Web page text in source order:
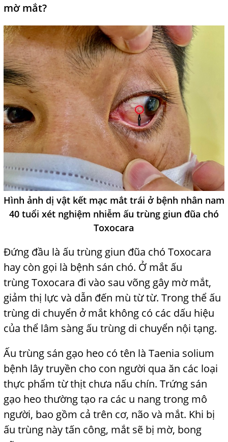
mờ mắt?
Hình ảnh dị vật kết mạc mắt trái ở bệnh nhân nam
40 tuổi xét nghiệm nhiễm ấu trùng giun đũa chó
Toxocara
Đứng đầu là ấu trùng giun đũa chó Toxocara
hay còn gọi là bệnh sán chó. Ở mắt ấu
trùng Toxocara đi vào sau võng gây mờ mắt,
giảm thị lực và dẫn đến mù từ từ. Trong thể ấu
trùng di chuyển ở mắt không có các dấu hiệu
của thể lâm sàng ấu trùng di chuyển nội tạng.
Ấu trùng sán gạo heo có tên là Taenia solium
bệnh lâytruyền cho con người qua ăn các loại
thực phẩm từ thịt chưa nấu chín. Trứng sán
gạo heo thường tạo ra các u nang trong mô
người, bao gồm cả trên cơ, não và mắt. Khi bị
ấu trùng này tấn công, mắt sẽ bị mờ, bong